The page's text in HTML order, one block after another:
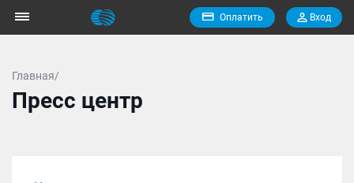
Оплатить Вход
Главная/
Пресс центр